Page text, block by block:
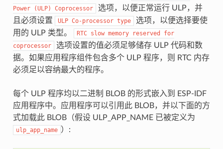
Power
(ULP) Coprocessor
选项，以便正常运行 ULP，并
且必须设置
ULP Co-processor type
选项，以便选择要使
用的 ULP 类型。
RTC slow memory reserved
for
coprocessor
选项设置的值必须足够储存 ULP 代码和数
据。如果应用程序组件包含多个 ULP 程序，则 RTC 内存
必须足以容纳最大的程序。
每个 ULP 程序均以二进制 BLOB 的形式嵌入到 ESP-IDF
应用程序中。应用程序可以引用此 BLOB，并以下面的方
式加载此 BLOB（假设 ULP_APP_NAME 已被定义为
ulp_app_name ）: